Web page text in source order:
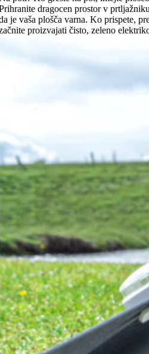
dragocen prostor v
je vaša plošča varna. Ko prispete,
proizvajati čisto, zeleno